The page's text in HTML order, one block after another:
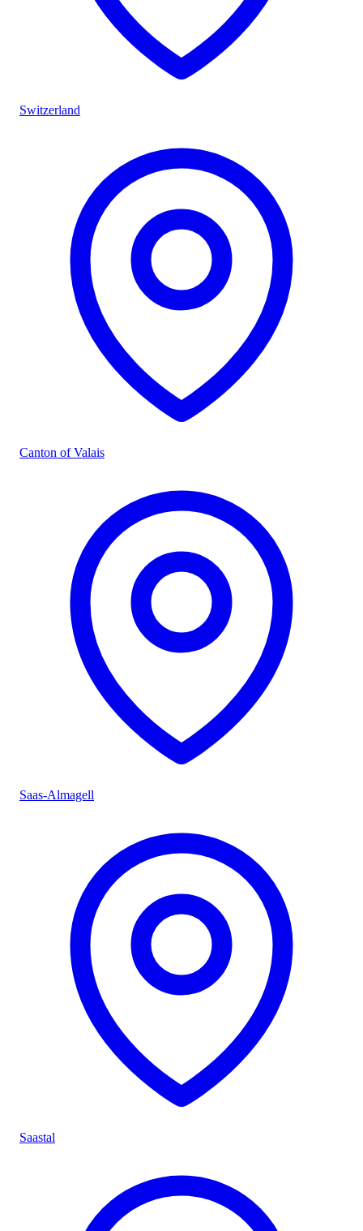
Switzerland
Canton of Valais
Saas-Almagell
Saastal